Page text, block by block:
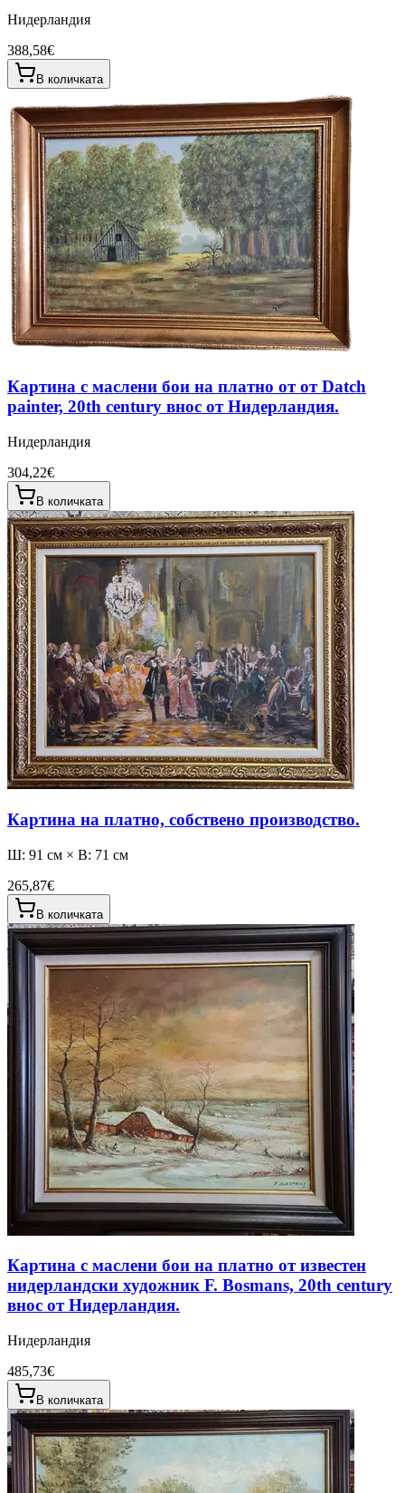
Нидерландия
388,58€
В количката
Картина с маслени бои на платно от от Datch
painter, 20th century внос от Нидерландия.
Нидерландия
304,22€
В количката
Картина на платно, собствено производство.
Ш: 91 см × В: 71 см
265,87€
В количката
Картина с маслени бои на платно от известен
нидерландски художник F. Bosmans, 20th century
внос от Нидерландия.
Нидерландия
485,73€
В количката